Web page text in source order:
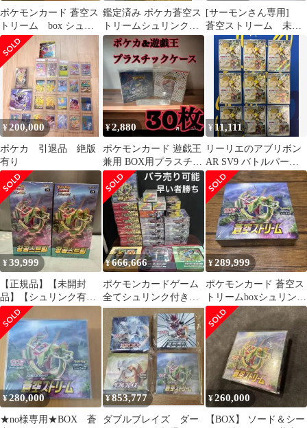
ポケモンカード 蒼空ス
トリーム box シュリ
ンク付き
鑑定済み ポケカ蒼空ス
トリームシュリンク付
未開封TOYGERローダ
ー付き
[サーモンさん専用]
蒼空ストリーム 未開
封シュリンク付きBOX
¥200,000
ポケカ 引退品 絶版
有り
¥2,880
ポケモンカード 遊戯王
兼用 BOX用プラスチッ
クケース ボックスロ
ーダー3
¥11,111
リーリエのアブリボン
AR SV9 バトルパート
ナーズ 105/100 9枚セ
ット ポケモンカード
Lillie's Ribombee AR
SV9 Battle Partners
105/100 9-card set
Pokémon Card
¥39,999
【正規品】【未開封
品】【シュリンク有
り】ポケモンカード
蒼空ストリーム 2BOX
¥666,666
ポケモンカードゲーム
全てシュリンク付き未
開封BOX
¥289,999
ポケモンカード 蒼空ス
トリームboxシュリンク
付き
¥280,000
★no様専用★BOX 蒼
¥853,777
ダブルブレイズ ダー
¥260,000
【BOX】 ソード＆シー